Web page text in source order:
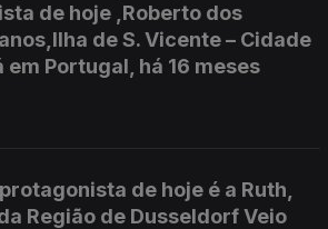
de hoje ,Roberto dos
de S. Vicente – Cidade
em Portugal, há 16 meses
de hoje é a Ruth,
Região de Dusseldorf Veio